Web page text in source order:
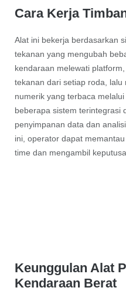
Cara Kerja
Alat ini bekerja berdasarkan
tekanan yang mengubah
kendaraan melewati
tekanan dari setiap roda,
numerik yang terbaca melalui
beberapa sistem terintegrasi
penyimpanan data dan
ini, operator dapat
time dan mengambil
Keunggulan Alat
Kendaraan Berat